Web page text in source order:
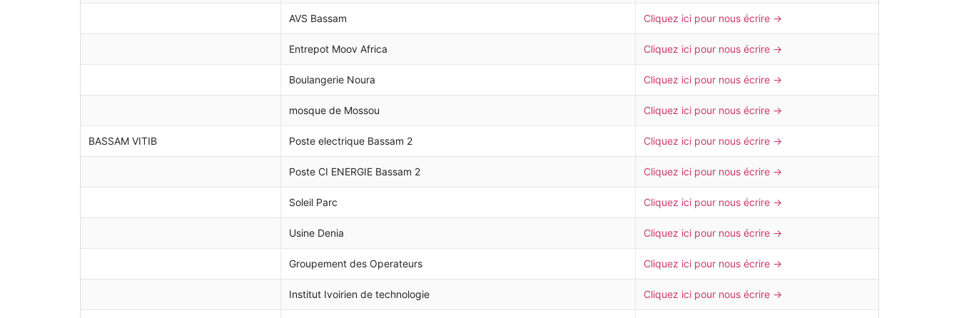
AVS Bassam Cliquez ici pour nous écrire →
Entrepot Moov Africa Cliquez ici pour nous écrire →
Boulangerie Noura Cliquez ici pour nous écrire →
mosque de Mossou Cliquez ici pour nous écrire →
BASSAM VITIB Poste electrique Bassam 2 Cliquez ici pour nous écrire →
Poste CI ENERGIE Bassam 2 Cliquez ici pour nous écrire →
Soleil Parc Cliquez ici pour nous écrire →
Usine Denia Cliquez ici pour nous écrire →
Groupement des Operateurs Cliquez ici pour nous écrire →
Institut Ivoirien de technologie Cliquez ici pour nous écrire →